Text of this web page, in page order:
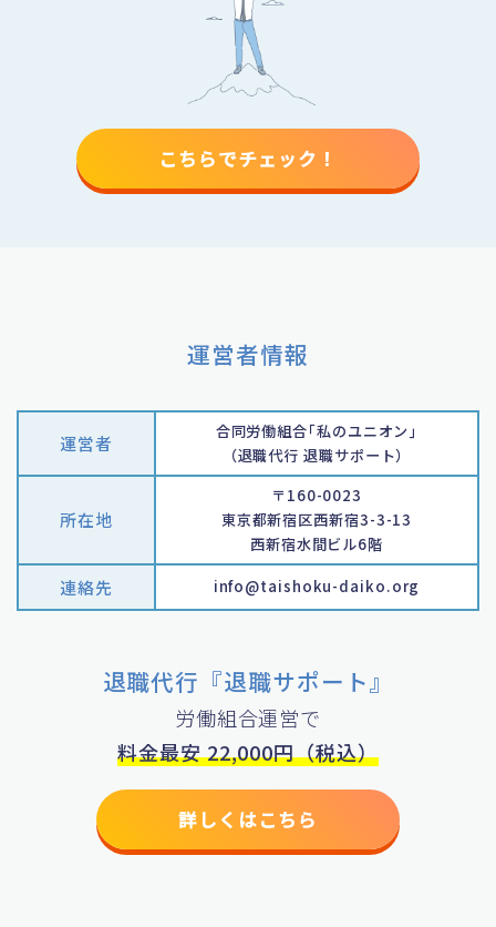
こちらでチェック！
運営者情報
運営者
合同労働組合｢私のユニオン｣
（退職代行 退職サポート）
所在地
〒160-0023
東京都新宿区西新宿3-3-13
西新宿水間ビル6階
連絡先 info@taishoku-daiko.org
退職代行『退職サポート』
労働組合運営で
料金最安 22,000円（税込）
詳しくはこちら